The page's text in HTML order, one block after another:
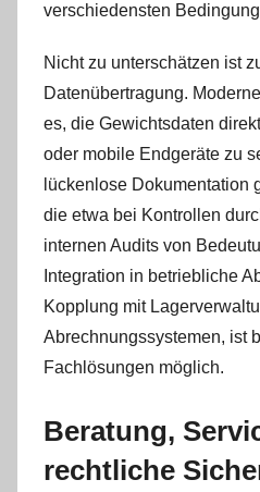
verschiedensten
Nicht zu unterschätzen ist
Datenübertragung.
es, die Gewichtsdaten
oder mobile Endgeräte zu
lückenlose Dokumentation
die etwa bei Kontrollen
internen Audits von
Integration in betriebliche
Kopplung mit
Abrechnungssystemen, ist
Fachlösungen möglich.
Beratung,
rechtliche